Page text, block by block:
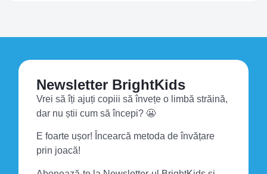
Newsletter BrightKids
Vrei să îți ajuți copiii să învețe o limbă străină,
dar nu știi cum să începi? 😬
E foarte ușor! Încearcă metoda de învățare
prin joacă!